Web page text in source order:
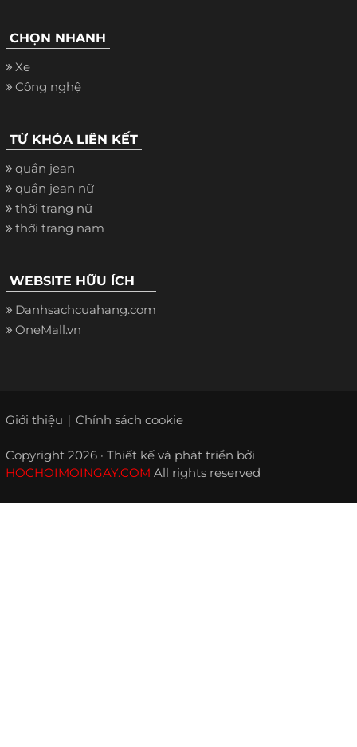
CHỌN NHANH
Xe
Công nghệ
TỪ KHÓA LIÊN KẾT
quần jean
quần jean nữ
thời trang nữ
thời trang nam
WEBSITE HỮU ÍCH
Danhsachcuahang.com
OneMall.vn
Giới thiệu Chính sách cookie
Copyright 2026 · Thiết kế và phát triển bởi
HOCHOIMOINGAY.COM All rights reserved